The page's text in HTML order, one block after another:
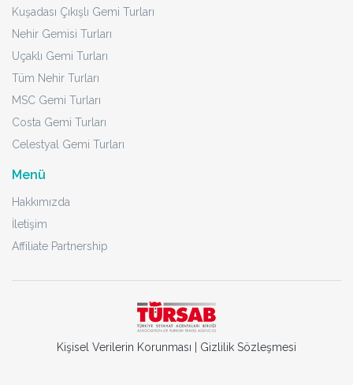
Kuşadası Çıkışlı Gemi Turları
Nehir Gemisi Turları
Uçaklı Gemi Turları
Tüm Nehir Turları
MSC Gemi Turları
Costa Gemi Turları
Celestyal Gemi Turları
Menü
Hakkımızda
İletişim
Affiliate Partnership
Kişisel Verilerin Korunması Gizlilik Sözleşmesi